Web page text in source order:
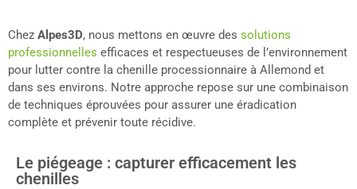
Chez Alpes3D, nous mettons en œuvre des solutions
professionnelles efficaces et respectueuses de l’environnement
pour lutter contre la chenille processionnaire à Allemond et
dans ses environs. Notre approche repose sur une combinaison
de techniques éprouvées pour assurer une éradication
complète et prévenir toute récidive.
Le piégeage : capturer efficacement les
chenilles